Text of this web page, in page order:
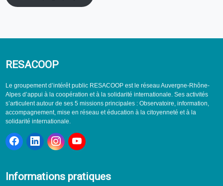
RESACOOP
Le groupement d’intérêt public RESACOOP est le réseau Auvergne-Rhône-
Alpes d’appui à la coopération et à la solidarité internationale. Ses activités
s’articulent autour de ses 5 missions principales : Observatoire, information,
accompagnement, mise en réseau et éducation à la citoyenneté et à la
solidarité internationale.
Informations pratiques